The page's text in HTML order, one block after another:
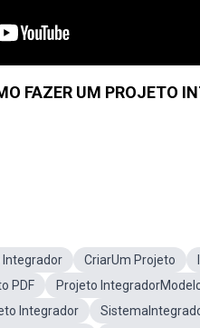
FAZER UM PROJETO
Integrador CriarUm Projeto
PDF Projeto
Integrador